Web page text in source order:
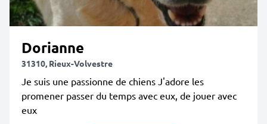
Dorianne
31310, Rieux-Volvestre
Je suis une passionne de chiens J'adore les
promener passer du temps avec eux, de jouer avec
eux